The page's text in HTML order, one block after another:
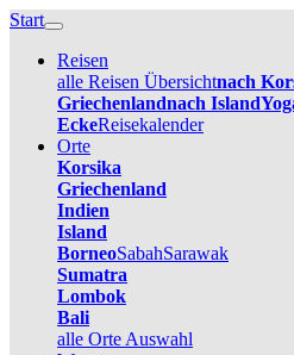
Start
Reisen
alle Reisen Übersichtnach
Griechenlandnach Island
EckeReisekalender
Orte
Korsika
Griechenland
Indien
Island
BorneoSabahSarawak
Sumatra
Lombok
Bali
alle Orte Auswahl